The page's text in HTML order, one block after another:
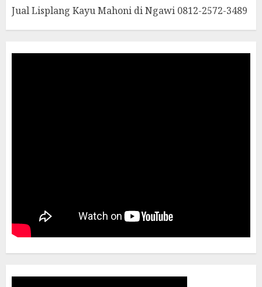
Jual Lisplang Kayu Mahoni di Ngawi 0812-2572-3489